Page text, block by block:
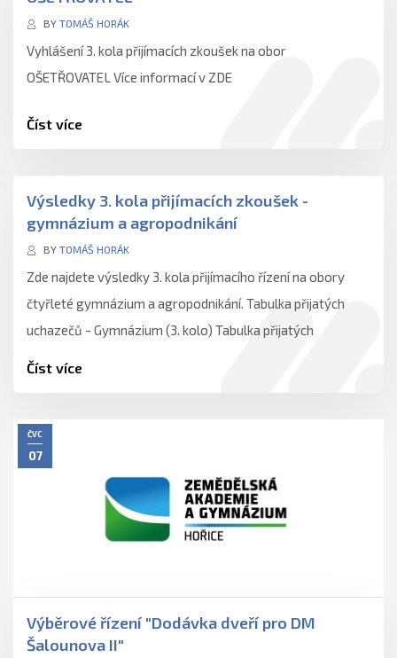
BY TOMÁŠ HORÁK
Vyhlášení 3. kola přijímacích zkoušek na obor
OŠETŘOVATEL Více informací v ZDE
Číst více
Výsledky 3. kola přijímacích zkoušek -
gymnázium a agropodnikání
BY TOMÁŠ HORÁK
Zde najdete výsledky 3. kola přijímacího řízení na obory
čtyřleté gymnázium a agropodnikání. Tabulka přijatých
uchazečů - Gymnázium (3. kolo) Tabulka přijatých
uchazečů - Agropodnikání…
Číst více
ČVC
07
Výběrové řízení "Dodávka dveří pro DM
Šalounova II"